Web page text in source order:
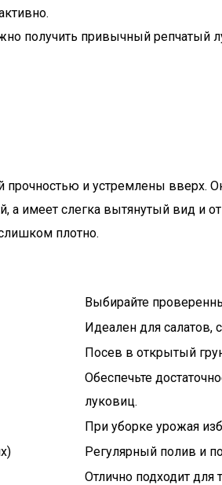
получить привычный репчатый
прочностью и устремлены
имеет слегка вытянутый вид и
плотно.
Выбирайте
Идеален для салатов,
Посев в открытый
Обеспечьте
луковиц.
При уборке урожая
Регулярный полив и
Отлично подходит для